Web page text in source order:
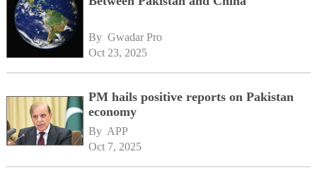
By Gwadar Pro
Oct 23, 2025
PM hails positive reports on Pakistan
economy
By APP
Oct 7, 2025